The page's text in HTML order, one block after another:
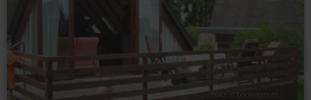
Foto: © booking.com